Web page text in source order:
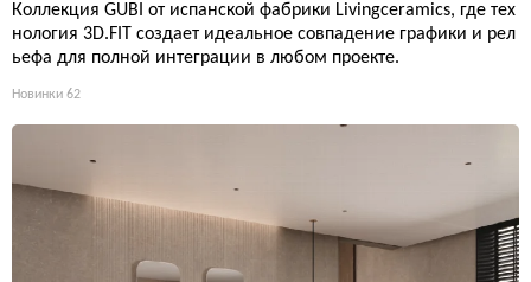
Коллекция GUBI от испанской фабрики Livingceramics, где тех
нология 3D.FIT создает идеальное совпадение графики и рел
ьефа для полной интеграции в любом проекте.
Новинки 62